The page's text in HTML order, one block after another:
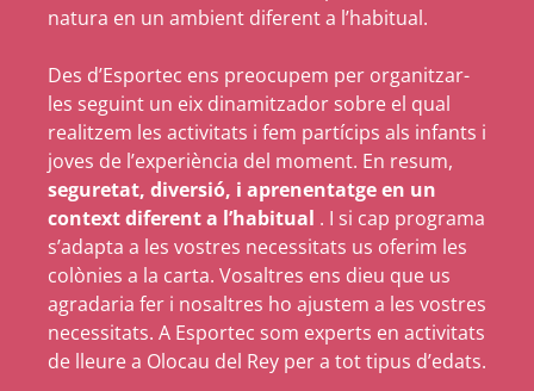
natura en un ambient diferent a l’habitual.
Des d’Esportec ens preocupem per organitzar-
les seguint un eix dinamitzador sobre el qual
realitzem les activitats i fem partícips als infants i
joves de l’experiència del moment. En resum,
seguretat, diversió, i aprenentatge en un
context diferent a l’habitual . I si cap programa
s’adapta a les vostres necessitats us oferim les
colònies a la carta. Vosaltres ens dieu que us
agradaria fer i nosaltres ho ajustem a les vostres
necessitats. A Esportec som experts en activitats
de lleure a Olocau del Rey per a tot tipus d’edats.